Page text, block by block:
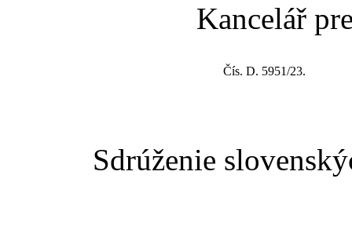
Kancelář
Čís. D. 5951/23.
Sdrúženie